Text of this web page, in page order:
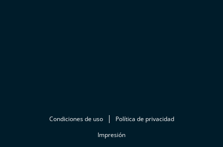
Condiciones de uso
Política de privacidad
Impresión